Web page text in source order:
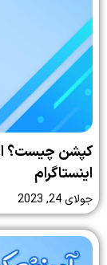
کپشن چیست؟
اینستاگرام
جولای 24, 2023